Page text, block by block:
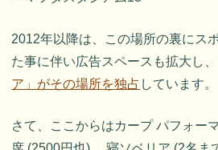
2012年以降は、この場所の裏にス
た事に伴い広告スペースも拡大し
ア」がその場所を独占 しています。
さて、ここからはカープ パフォー